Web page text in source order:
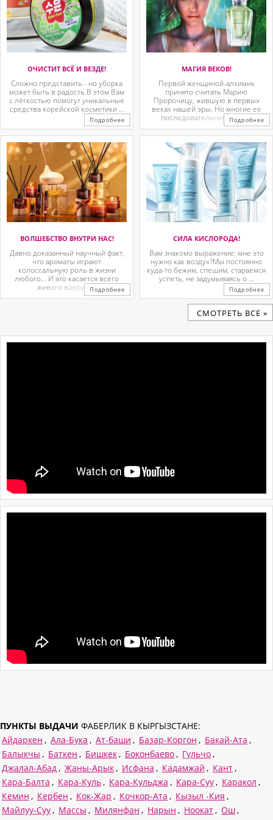
ОЧИСТИТ ВСЁ И ВЕЗДЕ!
Сложно представить - но уборка
может быть в радость.В этом Вам
с лёгкостью помогут уникальные
средства корейской косметики ...
Подробнее
МАГИЯ ВЕКОВ!
Первой женщиной-алхимик
принято считать Марию
Пророчицу, жившую в первых
веках нашей эры. Но многие ее
последовательницы так ...
Подробнее
ВОЛШЕБСТВО ВНУТРИ НАС!
Давно доказанный научный факт,
что ароматы играют
колоссальную роль в жизни
любого… И это касается всего
живого вокруг. ...Подробнее
СИЛА КИСЛОРОДА!
Вам знакомо выражение: мне это
нужно как воздух?Мы постоянно
куда-то бежим, спешим, стараемся
успеть, не задумываясь о ...
Подробнее
CМОТРЕТЬ ВСЕ »
ПУНКТЫ ВЫДАЧИ ФАБЕРЛИК В КЫРГЫЗСТАНЕ:
Айдаркен , Ала-Бука , Ат-баши , Базар-Коргон , Бакай-Ата ,
Балыкчы , Баткен , Бишкек , Боконбаево , Гульчо ,
Джалал-Абад , Жаны-Арык , Исфана , Кадамжай , Кант ,
Кара-Балта , Кара-Куль , Кара-Кульджа , Кара-Суу , Каракол ,
Кемин , Кербен , Кок-Жар , Кочкор-Ата , Кызыл -Кия ,
Майлуу-Суу , Массы , Милянфан , Нарын , Ноокат , Ош ,